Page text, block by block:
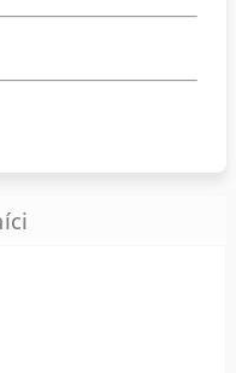
je 0 z 5 hviezdičiek.